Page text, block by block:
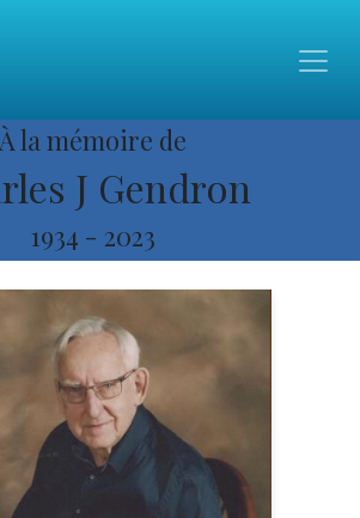
À la mémoire de
J Gendron
1934 - 2023